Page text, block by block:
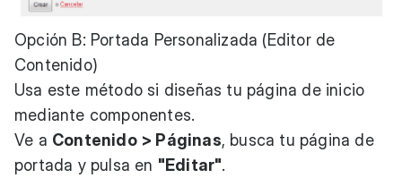
Opción B: Portada Personalizada (Editor de
Contenido)
Usa este método si diseñas tu página de inicio
mediante componentes.
Ve a Contenido > Páginas, busca tu página de
portada y pulsa en "Editar".